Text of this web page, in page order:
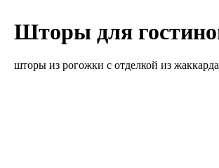
Шторы для
шторы из рогожки с отделкой из